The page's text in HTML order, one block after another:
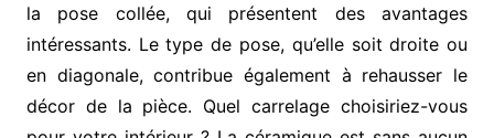
la pose collée, qui présentent des avantages
intéressants. Le type de pose, qu’elle soit droite ou
en diagonale, contribue également à rehausser le
décor de la pièce. Quel carrelage choisiriez-vous